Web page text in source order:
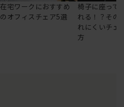
在宅ワークにおすすめ
のオフィスチェア5選
椅子に座って
れる！？その
れにくいチェ
方